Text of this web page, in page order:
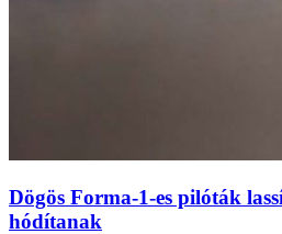
Dögös Forma-1-es pilóták
hódítanak